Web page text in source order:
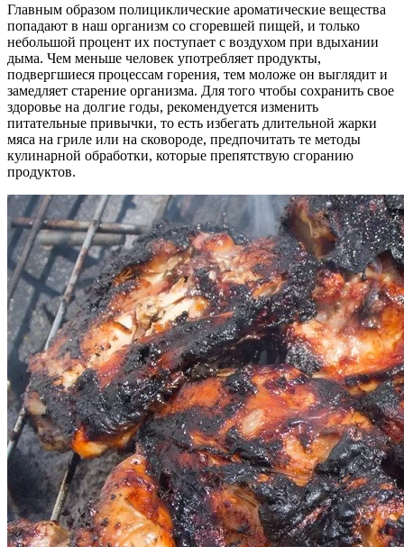
Главным образом полициклические ароматические вещества
попадают в наш организм со сгоревшей пищей, и только
небольшой процент их поступает с воздухом при вдыхании
дыма. Чем меньше человек употребляет продукты,
подвергшиеся процессам горения, тем моложе он выглядит и
замедляет старение организма. Для того чтобы сохранить свое
здоровье на долгие годы, рекомендуется изменить
питательные привычки, то есть избегать длительной жарки
мяса на гриле или на сковороде, предпочитать те методы
кулинарной обработки, которые препятствую сгоранию
продуктов.